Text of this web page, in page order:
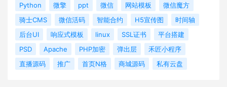
Python
微擎 ppt 微信 网站模板
微信魔方
骑士CMS
微信活码 智能合约 H5宣传图
时间轴
后台UI
响应式模板 linux SSL证书
平台搭建
PSD
Apache PHP加密 弹出层
禾匠小程序
直播源码
推广 首页N格 商城源码 私有云盘